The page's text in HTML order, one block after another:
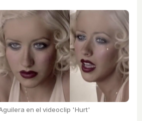
en el videoclip 'Hurt'